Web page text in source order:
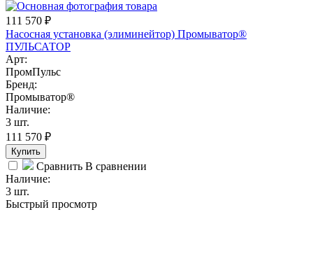
111 570 ₽
Насосная установка (элиминейтор) Промыватор®
ПУЛЬСАТОР
Арт:
ПромПульс
Бренд:
Промыватор®
Наличие:
3 шт.
111 570 ₽
Купить
Сравнить В сравнении
Наличие:
3 шт.
Быстрый просмотр